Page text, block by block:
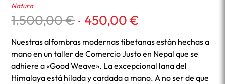
Natura
1.500,00€El
precio
original
era:
1.500,00 €.
450,00€
actual
es:
450,00 €.
Nuestras alfombras modernas tibetanas están hechas a
mano en un taller de Comercio Justo en Nepal que se
adhiere a «Good Weave». La excepcional lana del
Himalaya está hilada y cardada a mano. A no ser de que